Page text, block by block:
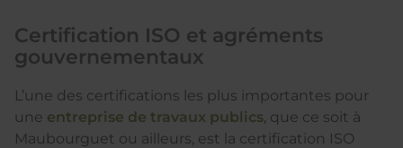
Certification ISO et agréments
gouvernementaux
L’une des certifications les plus importantes pour
une entreprise de travaux publics, que ce soit à
Maubourguet ou ailleurs, est la certification ISO